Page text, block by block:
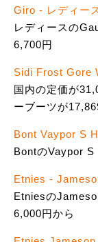
Giro - レディー
レディースの
6,700円
Sidi Frost Gore
国内の定価が
ーブーツが
Bont Vaypor S
BontのVaypor S
Etnies -
Etniesの
6,000円から